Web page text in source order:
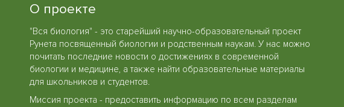
О проекте
"Вся биология" - это старейший научно-образовательный проект
Рунета посвященный биологии и родственным наукам. У нас можно
почитать последние новости о достижениях в современной
биологии и медицине, а также найти образовательные материалы
для школьников и студентов.
Миссия проекта - предоставить информацию по всем разделам